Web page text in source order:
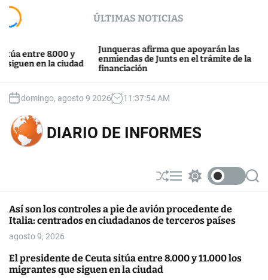
c
ÚLTIMAS NOTICIAS
8.000 y
en la ciudad
Junqueras afirma que apoyarán las
enmiendas de Junts en el trámite de la
financiación
domingo, agosto 9 2026 11 :37:54AM
DIARIO DE INFORMES
S
h
ff
l
M
e
u
w
t
c
l
S
e
Así son los controles a pie de avión procedente de
Italia: centrados en ciudadanos de terceros países
agosto 9, 2026
El presidente de Ceuta sitúa entre 8.000 y 11.000 los
migrantes que siguen en la ciudad